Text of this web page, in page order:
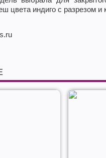
цвета индиго с разрезом и